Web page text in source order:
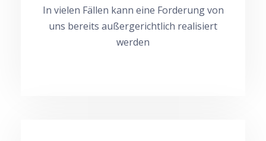
In vielen Fällen kann eine Forderung von
uns bereits außergerichtlich realisiert
werden